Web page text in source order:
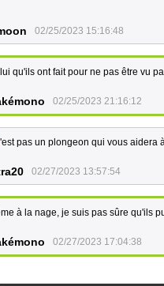
02/25/2023 15:16:48
qu'ils ont fait pour ne pas être vu
02/25/2023 21:16:12
pas un plongeon qui vous aidera
02/27/2023 13:57:54
à la nage, je suis pas sûre qu'ils
02/27/2023 17:04:38